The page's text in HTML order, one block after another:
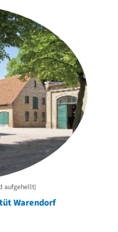
aufgehellt)
Warendorf